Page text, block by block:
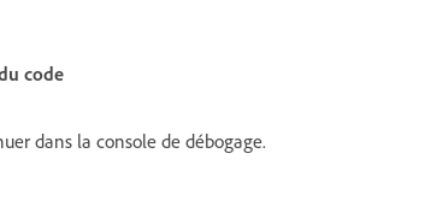
code
dans la console de débogage.